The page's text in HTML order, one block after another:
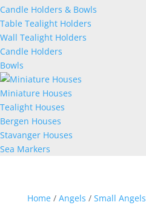
Candle Holders & Bowls
Table Tealight Holders
Wall Tealight Holders
Candle Holders
Bowls
Miniature Houses
Tealight Houses
Bergen Houses
Stavanger Houses
Sea Markers
Home/ Angels / Small Angels